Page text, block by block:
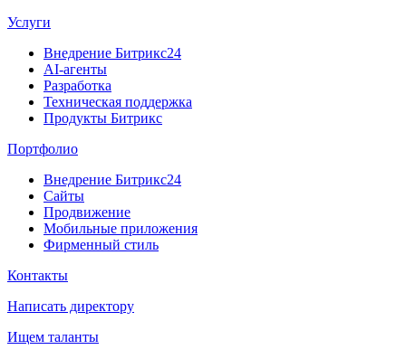
Услуги
Внедрение Битрикс24
AI-агенты
Разработка
Техническая поддержка
Продукты Битрикс
Портфолио
Внедрение Битрикс24
Сайты
Продвижение
Мобильные приложения
Фирменный стиль
Контакты
Написать директору
Ищем таланты